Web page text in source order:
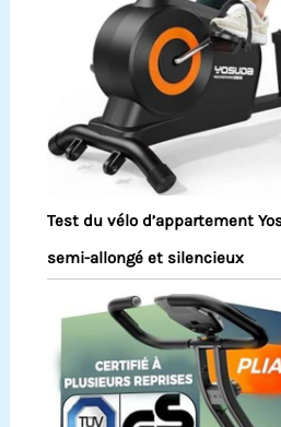
Test du vélo d’appartement
semi-allongé et silencieux